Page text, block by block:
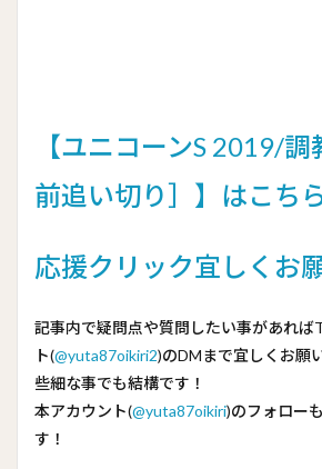
【ユニコーンS 2019/
前追い切り］】はこち
応援クリック宜しくお
記事内で疑問点や質問したい事があれ
ト(@yuta87oikiri2)のDMまで宜しくお願
些細な事でも結構です！
本アカウント(@yuta87oikiri)のフォロー
す！